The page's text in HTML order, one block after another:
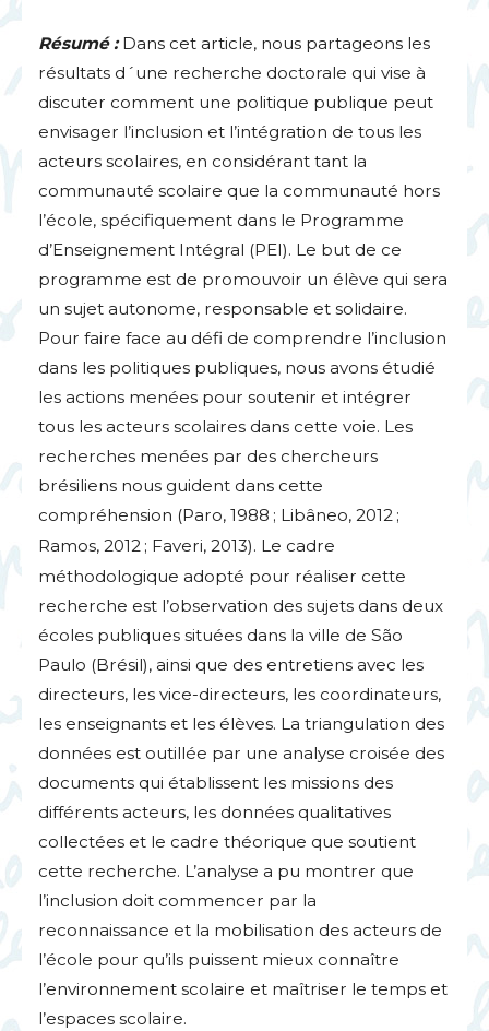
Résumé : Dans cet article, nous partageons les
résultats d´une recherche doctorale qui vise à
discuter comment une politique publique peut
envisager l’inclusion et l’intégration de tous les
acteurs scolaires, en considérant tant la
communauté scolaire que la communauté hors
l’école, spécifiquement dans le Programme
d’Enseignement Intégral (PEI). Le but de ce
programme est de promouvoir un élève qui sera
un sujet autonome, responsable et solidaire.
Pour faire face au défi de comprendre l’inclusion
dans les politiques publiques, nous avons étudié
les actions menées pour soutenir et intégrer
tous les acteurs scolaires dans cette voie. Les
recherches menées par des chercheurs
brésiliens nous guident dans cette
compréhension (Paro, 1988 ; Libâneo, 2012 ;
Ramos, 2012 ; Faveri, 2013). Le cadre
méthodologique adopté pour réaliser cette
recherche est l’observation des sujets dans deux
écoles publiques situées dans la ville de São
Paulo (Brésil), ainsi que des entretiens avec les
directeurs, les vice-directeurs, les coordinateurs,
les enseignants et les élèves. La triangulation des
données est outillée par une analyse croisée des
documents qui établissent les missions des
différents acteurs, les données qualitatives
collectées et le cadre théorique que soutient
cette recherche. L’analyse a pu montrer que
l’inclusion doit commencer par la
reconnaissance et la mobilisation des acteurs de
l’école pour qu’ils puissent mieux connaître
l’environnement scolaire et maîtriser le temps et
l’espaces scolaire.